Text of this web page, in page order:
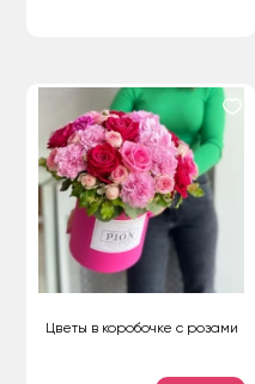
Цветы в коробочке с розами